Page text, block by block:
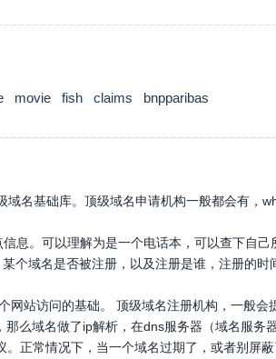
movie fish claims bnpparibas
名基础库。顶级域名申请机构一般都会有，
息。可以理解为是一个电话本，可以查下自己
个域名是否被注册，以及注册是谁，注册的时
网站访问的基础。 顶级域名注册机构，一般会
么域名做了ip解析，在dns服务器（域名服务
正常情况下，当一个域名过期了，或者别屏